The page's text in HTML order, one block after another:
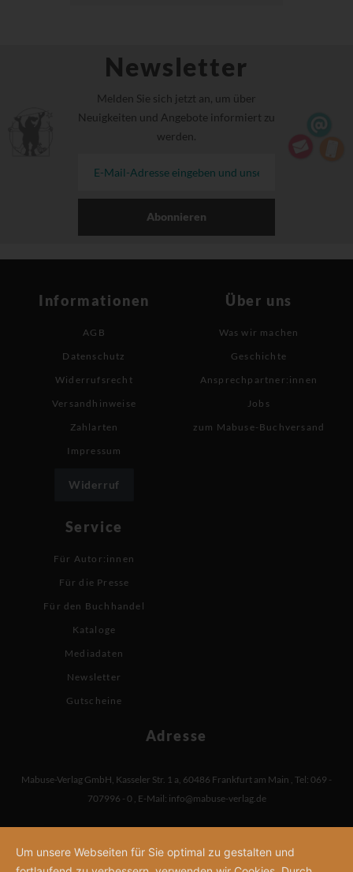
Newsletter
Melden Sie sich jetzt an, um über
Neuigkeiten und Angebote informiert zu
werden.
Abonnieren
Informationen
AGB
Datenschutz
Widerrufsrecht
Versandhinweise
Zahlarten
Impressum
Widerruf
Über uns
Was wir machen
Geschichte
Ansprechpartner:innen
Jobs
zum Mabuse-Buchversand
Service
Für Autor:innen
Für die Presse
Für den Buchhandel
Kataloge
Mediadaten
Newsletter
Gutscheine
Adresse
Mabuse-Verlag GmbH, Kasseler Str. 1 a, 60486 Frankfurt am Main , Tel: 069 -
707996 - 0 , E-Mail: info@mabuse-verlag.de
Um unsere Webseiten für Sie optimal zu gestalten und